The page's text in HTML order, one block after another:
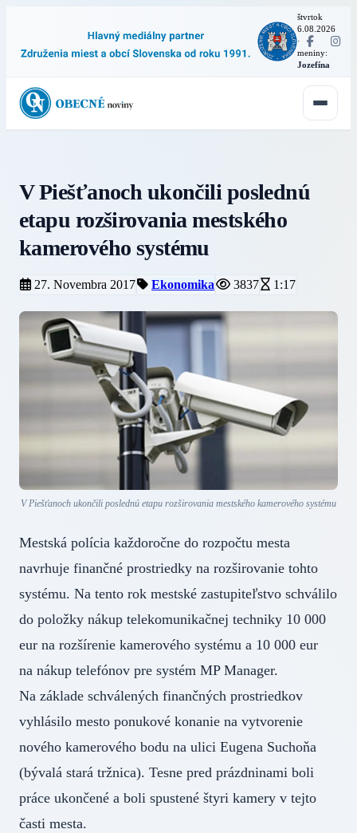
štvrtok
6.08.2026
·
meniny:
Jozefína
V Piešťanoch ukončili poslednú
etapu rozširovania mestského
kamerového systému
27. Novembra 2017 Ekonomika 3837 1:17
V Piešťanoch ukončili poslednú etapu rozširovania mestského kamerového systému
Mestská polícia každoročne do rozpočtu mesta
navrhuje finančné prostriedky na rozširovanie tohto
systému. Na tento rok mestské zastupiteľstvo schválilo
do položky nákup telekomunikačnej techniky 10 000
eur na rozšírenie kamerového systému a 10 000 eur
na nákup telefónov pre systém MP Manager.
Na základe schválených finančných prostriedkov
vyhlásilo mesto ponukové konanie na vytvorenie
nového kamerového bodu na ulici Eugena Suchoňa
(bývalá stará tržnica). Tesne pred prázdninami boli
práce ukončené a boli spustené štyri kamery v tejto
časti mesta.